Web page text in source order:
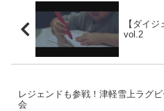
【ダイ
vol.2
レジェンドも参戦！津軽雪上ラグ
会